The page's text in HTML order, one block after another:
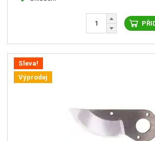
Sleva!
Výprodej